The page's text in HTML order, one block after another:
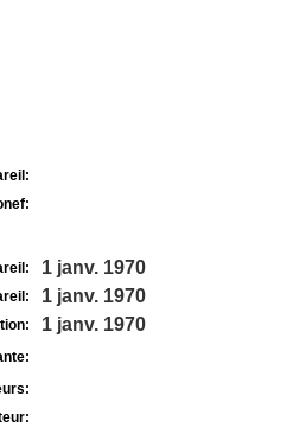
1 janv. 1970
1 janv. 1970
1 janv. 1970